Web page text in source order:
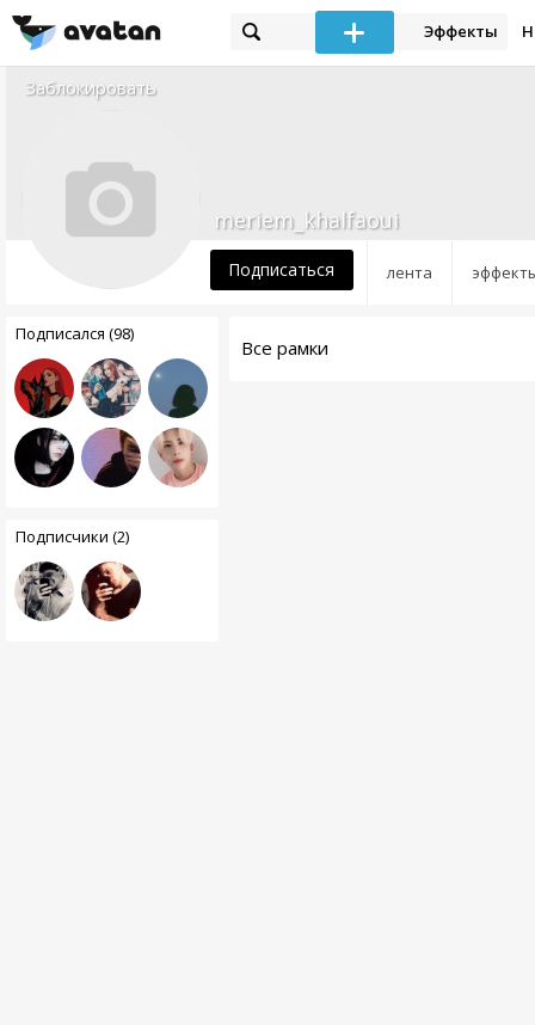
Эффекты
Заблокировать
лента
meriem_khalfaoui
Подписаться
Подписался (98)
Подписчики (2)
Все рамки